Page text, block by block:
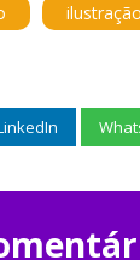
ilustração